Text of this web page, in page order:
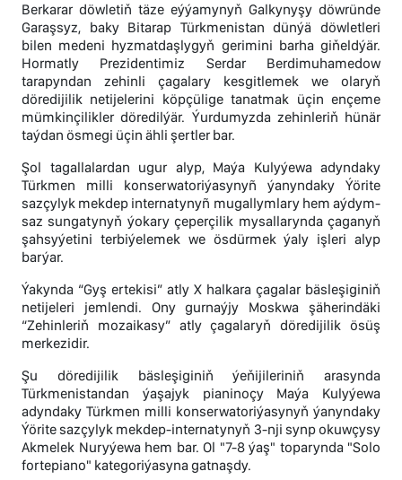
Berkarar döwletiň täze eýýamynyň Galkynyşy döwründe
Garaşsyz, baky Bitarap Türkmenistan dünýä döwletleri
bilen medeni hyzmatdaşlygyň gerimini barha giňeldýär.
Hormatly Prezidentimiz Serdar Berdimuhamedow
tarapyndan zehinli çagalary kesgitlemek we olaryň
döredijilik netijelerini köpçülige tanatmak üçin ençeme
mümkinçilikler döredilýär. Ýurdumyzda zehinleriň hünär
taýdan ösmegi üçin ähli şertler bar.
Şol tagallalardan ugur alyp, Maýa Kulyýewa adyndaky
Türkmen milli konserwatoriýasynyñ ýanyndaky Ýörite
sazçylyk mekdep internatynyñ mugallymlary hem aýdym-
saz sungatynyň ýokary çeperçilik mysallarynda çaganyň
şahsyýetini terbiýelemek we ösdürmek ýaly işleri alyp
barýar.
Ýakynda “Gyş ertekisi” atly X halkara çagalar bäsleşiginiň
netijeleri jemlendi. Ony gurnaýjy Moskwa şäherindäki
“Zehinleriň mozaikasy” atly çagalaryň döredijilik ösüş
merkezidir.
Şu döredijilik bäsleşiginiň ýeňijileriniň arasynda
Türkmenistandan ýaşajyk pianinoçy Maýa Kulyýewa
adyndaky Türkmen milli konserwatoriýasynyň ýanyndaky
Ýörite sazçylyk mekdep-internatynyň 3-nji synp okuwçysy
Akmelek Nuryýewa hem bar. Ol "7-8 ýaş" toparynda "Solo
fortepiano" kategoriýasyna gatnaşdy.